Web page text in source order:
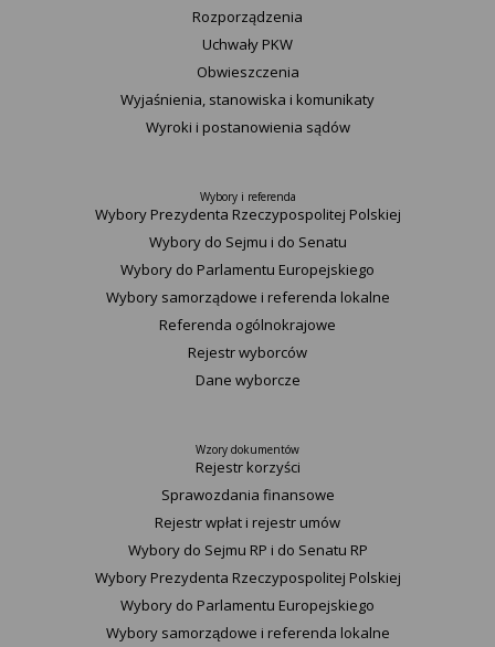
Rozporządzenia
Uchwały PKW
Obwieszczenia
Wyjaśnienia, stanowiska i komunikaty
Wyroki i postanowienia sądów
Wybory i referenda
Wybory Prezydenta Rzeczypospolitej Polskiej
Wybory do Sejmu i do Senatu
Wybory do Parlamentu Europejskiego
Wybory samorządowe i referenda lokalne
Referenda ogólnokrajowe
Rejestr wyborców
Dane wyborcze
Wzory dokumentów
Rejestr korzyści
Sprawozdania finansowe
Rejestr wpłat i rejestr umów
Wybory do Sejmu RP i do Senatu RP
Wybory Prezydenta Rzeczypospolitej Polskiej
Wybory do Parlamentu Europejskiego
Wybory samorządowe i referenda lokalne